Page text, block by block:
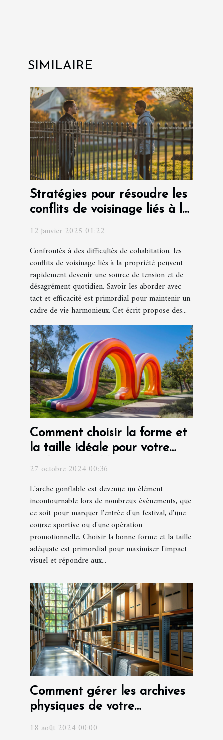
SIMILAIRE
Stratégies pour résoudre les
conflits de voisinage liés à la
propriété
12 janvier 2025 01:22
Confrontés à des difficultés de cohabitation, les
conflits de voisinage liés à la propriété peuvent
rapidement devenir une source de tension et de
désagrément quotidien. Savoir les aborder avec
tact et efficacité est primordial pour maintenir un
cadre de vie harmonieux. Cet écrit propose des...
Comment choisir la forme et
la taille idéale pour votre
arche gonflable
27 octobre 2024 00:36
L'arche gonflable est devenue un élément
incontournable lors de nombreux événements, que
ce soit pour marquer l'entrée d'un festival, d'une
course sportive ou d'une opération
promotionnelle. Choisir la bonne forme et la taille
adéquate est primordial pour maximiser l'impact
visuel et répondre aux...
Comment gérer les archives
physiques de votre
18 août 2024 00:00